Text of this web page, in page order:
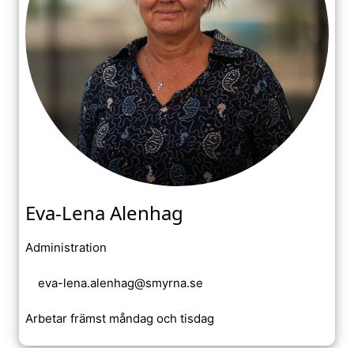
Eva-Lena Alenhag
Administration
eva-lena.alenhag@smyrna.se
Arbetar främst måndag och tisdag